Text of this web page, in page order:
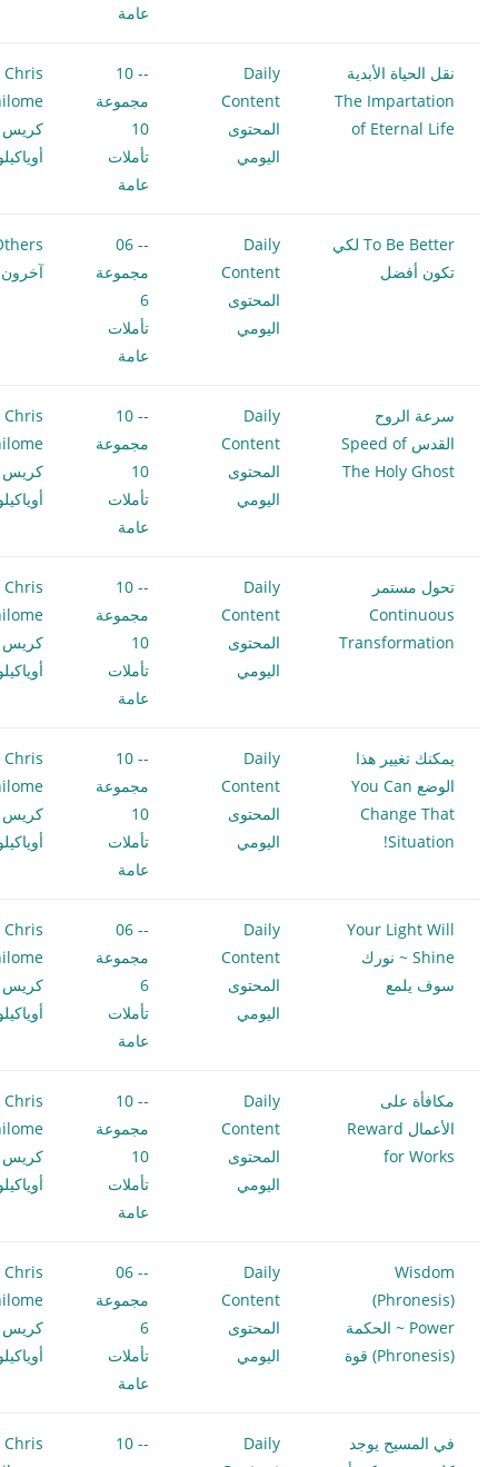
عامة
نقل الحياة الأبدية
The Impartation
of Eternal Life
Daily
Content
المحتوى
اليومي
-- 10
مجموعة
10
تأملات
عامة
Chris
كريس
To Be Better لكي
تكون أفضل
Daily
Content
المحتوى
اليومي
-- 06
مجموعة
6
تأملات
عامة
آخرون
سرعة الروح
القدس Speed of
The Holy Ghost
Daily
Content
المحتوى
اليومي
-- 10
مجموعة
10
تأملات
عامة
Chris
كريس
تحول مستمر
Continuous
Transformation
Daily
Content
المحتوى
اليومي
-- 10
مجموعة
10
تأملات
عامة
Chris
كريس
يمكنك تغيير هذا
الوضع You Can
Change That
Situation!
Daily
Content
المحتوى
اليومي
-- 10
مجموعة
10
تأملات
عامة
Chris
كريس
Your Light Will
Shine ~ نورك
سوف يلمع
Daily
Content
المحتوى
اليومي
-- 06
مجموعة
6
تأملات
عامة
Chris
كريس
مكافأة على
الأعمال Reward
for Works
Daily
Content
المحتوى
اليومي
-- 10
مجموعة
10
تأملات
عامة
Chris
كريس
Wisdom
(Phronesis)
Power ~ الحكمة
(Phronesis) قوة
Daily
Content
المحتوى
اليومي
-- 06
مجموعة
6
تأملات
عامة
Chris
كريس
في المسيح يوجد
Daily
-- 10
Chris